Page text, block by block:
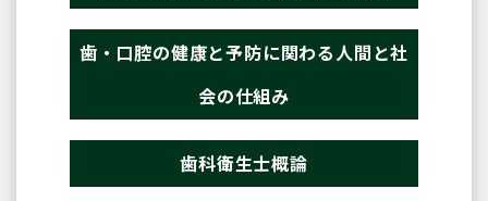
歯・口腔の健康と予防に関わる人間と社
会の仕組み
歯科衛生士概論